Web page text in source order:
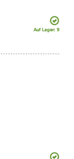
Auf Lager: 9